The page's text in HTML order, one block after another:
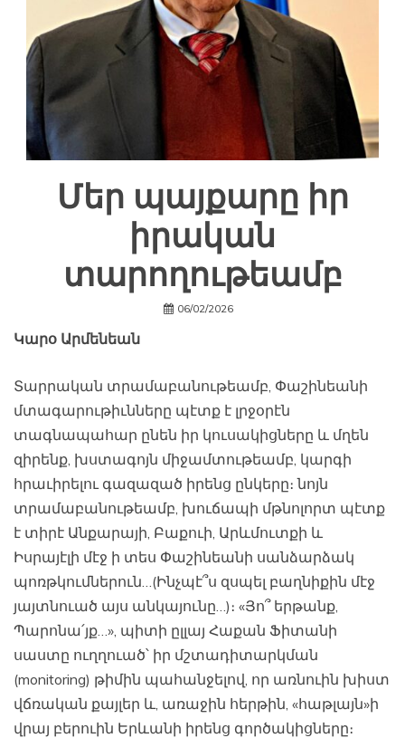
Մեր պայքարը իր
իրական
տարողութեամբ
06/02/2026
Կարօ Արմենեան
Տարրական տրամաբանութեամբ, Փաշինեանի
մտագարութիւնները պէտք է լրջօրէն
տագնապահար ընեն իր կուսակիցները և մղեն
զիրենք, խստագոյն միջամտութեամբ, կարգի
հրաւիրելու գազազած իրենց ընկերը։ նոյն
տրամաբանութեամբ, խուճապի մթնոլորտ պէտք
է տիրէ Անքարայի, Բաքուի, Արևմուտքի և
Իսրայէլի մէջ ի տես Փաշինեանի սանձարձակ
պոռթկումներուն…(Ինչպէ՞ս զսպել բաղնիքին մէջ
յայտնուած այս անկայունը…)։ «Յո՞ երթանք,
Պարոնա՛յք…», պիտի ըլլայ Հաքան Ֆիտանի
սաստը ուղղուած՝ իր մշտադիտարկման
(monitoring) թիմին պահանջելով, որ առնուին խիստ
վճռական քայլեր և, առաջին հերթին, «հաթլայն»ի
վրայ բերուին Երևանի իրենց գործակիցները։